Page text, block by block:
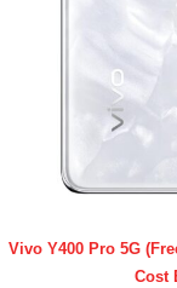
Vivo Y400 Pro 5G
Cost